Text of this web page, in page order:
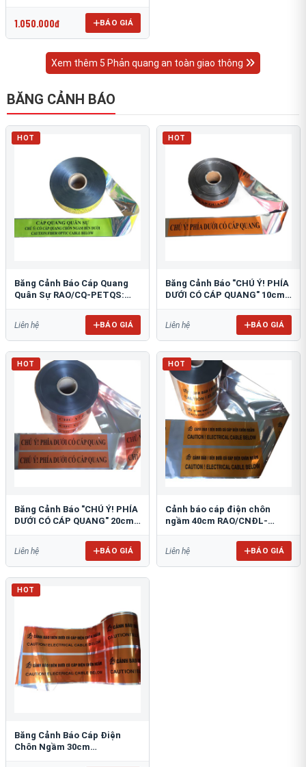
1.050.000đ BÁO GIÁ
Xem thêm 5 Phản quang an toàn giao thông
BĂNG CẢNH BÁO
HOT
Băng Cảnh Báo Cáp Quang
Quân Sự RAO/CQ-PETQS:
Liên hệ BÁO GIÁ
HOT
Băng Cảnh Báo "CHÚ Ý! PHÍA
DƯỚI CÓ CÁP QUANG" 10cm:
Liên hệ BÁO GIÁ
HOT
Băng Cảnh Báo "CHÚ Ý! PHÍA
DƯỚI CÓ CÁP QUANG" 20cm
Liên hệ BÁO GIÁ
HOT
Cảnh báo cáp điện chôn
ngầm 40cm RAO/CNĐL-
Liên hệ BÁO GIÁ
HOT
Băng Cảnh Báo Cáp Điện
Chôn Ngầm 30cm